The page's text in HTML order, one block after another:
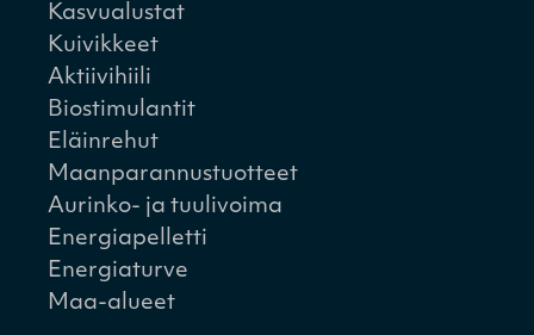
Kasvualustat
Kuivikkeet
Aktiivihiili
Biostimulantit
Eläinrehut
Maanparannustuotteet
Aurinko- ja tuulivoima
Energiapelletti
Energiaturve
Maa-alueet